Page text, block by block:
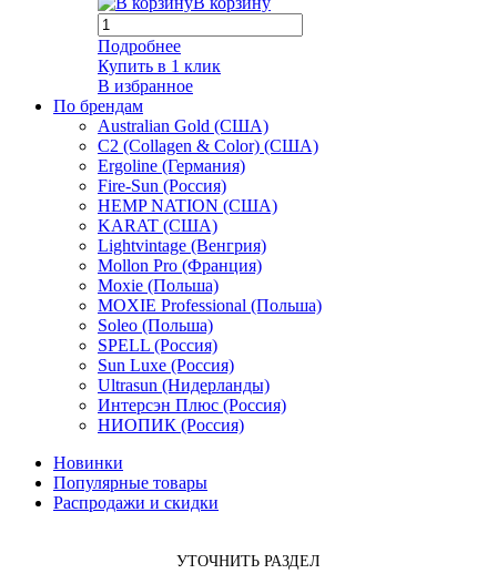
Подробнее
Купить в 1 клик
В избранное
По брендам
Australian Gold (США)
C2 (Collagen & Color) (США)
Ergoline (Германия)
Fire-Sun (Россия)
HEMP NATION (США)
KARAT (США)
Lightvintage (Венгрия)
Mollon Pro (Франция)
Moxie (Польша)
MOXIE Professional (Польша)
Soleo (Польша)
SPELL (Россия)
Sun Luxe (Россия)
Ultrasun (Нидерланды)
Интерсэн Плюс (Россия)
НИОПИК (Россия)
Новинки
Популярные товары
Распродажи и скидки
УТОЧНИТЬ РАЗДЕЛ